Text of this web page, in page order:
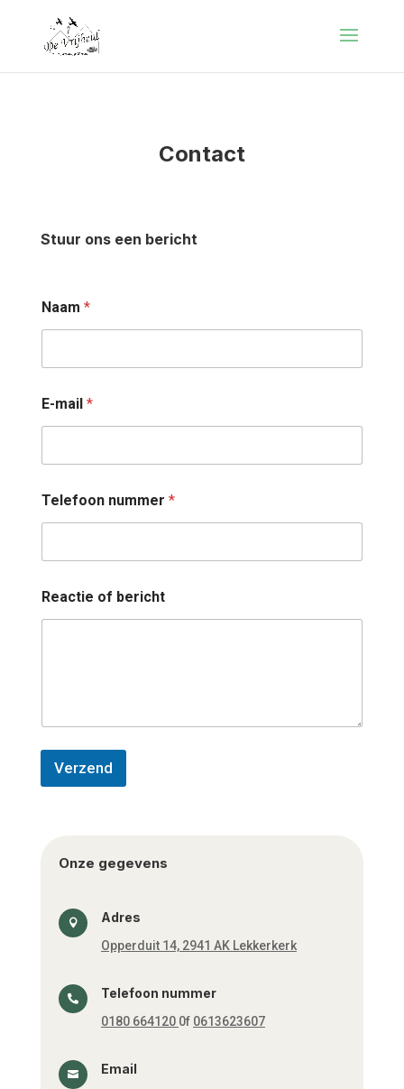
Contact
Stuur ons een bericht
Naam *
E-mail *
Telefoon nummer *
Reactie of bericht
Verzend
Onze gegevens
 Adres
Opperduit 14, 2941 AK Lekkerkerk
 Telefoon nummer
0180 664120 0f 0613623607
 Email